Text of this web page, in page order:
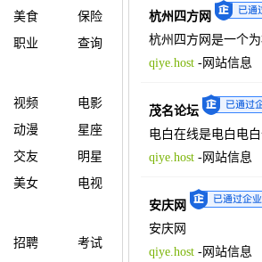
美食
保险
职业 查询
视频
电影
动漫
星座
交友
明星
美女 电视
招聘
考试
杭州四方网
杭州四方网是一个
qiye.host-网站信息
茂名论坛
电白在线是电白电
qiye.host-网站信息
安庆网
安庆网
qiye.host-网站信息